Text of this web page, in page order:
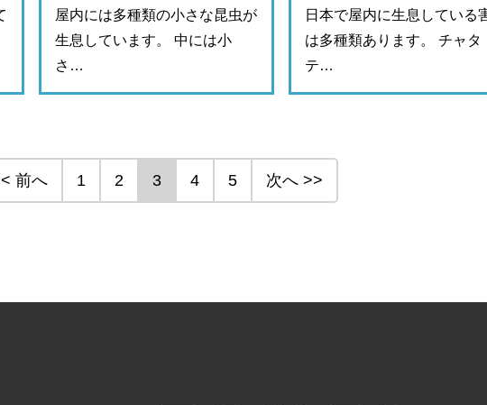
屋内には多種類の小さな昆虫が
生息しています。 中には小
さ…
日本で屋内に生息している
は多種類あります。 チャタ
テ…
前へ 1 2 3 4 5 次へ >>